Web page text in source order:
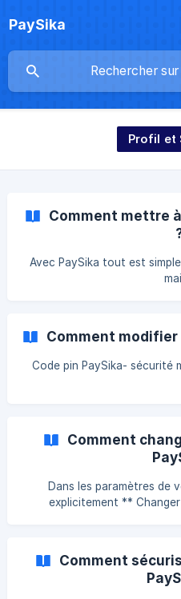
PaySika
Profil et
Comment mettre
Avec PaySika tout est
Comment modifier
Code pin PaySika- sécurité
Comment
Dans les paramètres de
explicitement **
carte bancaire gratuite,
pour de
Comment